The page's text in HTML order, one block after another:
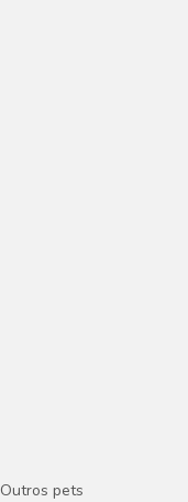
Outros pets